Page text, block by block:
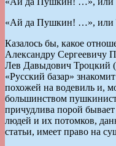
«Ай да Пушкин! …», или
Казалось бы, какое
Александру Сергеевичу
Лев Давыдович Троцкий
«Русский базар»
похожей на водевиль и,
большинством
причудлива порой
людей и их потомков,
статьи, имеет право на